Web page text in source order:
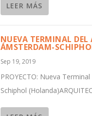
LEER MÁS
NUEVA TERMINAL DEL
ÁMSTERDAM-
Sep 19, 2019
PROYECTO: Nueva
Schiphol